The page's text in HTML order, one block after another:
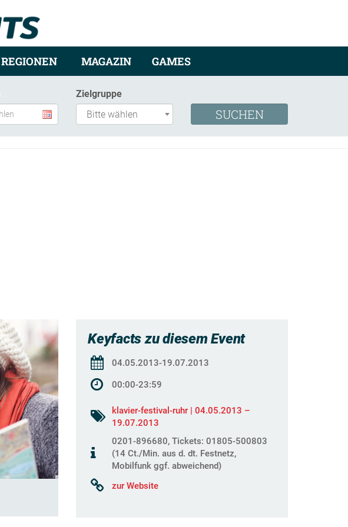
REGIONEN MAGAZIN GAMES
Zielgruppe
Keyfacts zu diesem Event
04.05.2013-19.07.2013
00:00-23:59
klavier-festival-ruhr | 04.05.2013 –
19.07.2013
0201-896680, Tickets: 01805-500803
(14 Ct./Min. aus d. dt. Festnetz,
Mobilfunk ggf. abweichend)
zur Website